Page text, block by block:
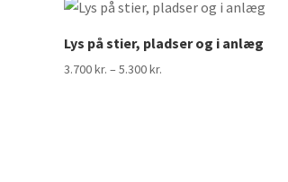
Lys på stier, pladser og i anlæg
3.700kr. – 5.300kr.